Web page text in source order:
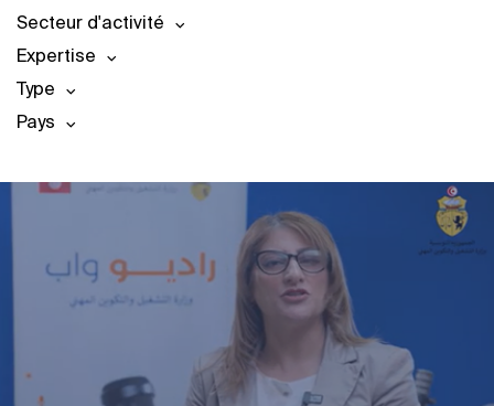
Secteur d'activité
Expertise
Type
Pays